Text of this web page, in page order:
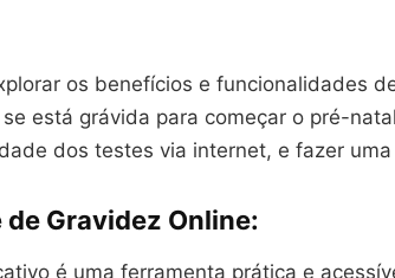
os benefícios e funcionalidades
está grávida para começar o pré-
dos testes via internet, e fazer
de Gravidez Online:
é uma ferramenta prática e